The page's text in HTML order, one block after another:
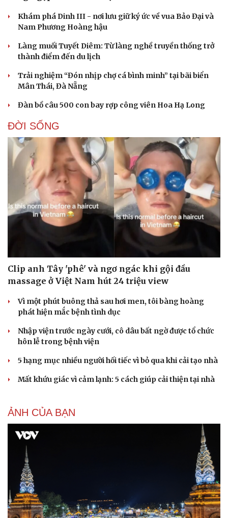
Du lịch
Tư vấn
Săn Tour
check-in
Khám phá Dinh III - nơi lưu giữ ký ức về vua Bảo Đại và
Nam Phương Hoàng hậu
Làng muối Tuyết Diêm: Từ làng nghề truyền thống trở
thành điểm đến du lịch
Trải nghiệm “Đón nhịp chợ cá bình minh” tại bãi biển
Mân Thái, Đà Nẵng
Đàn bồ câu 500 con bay rợp công viên Hoa Hạ Long
ĐỜI SỐNG
Clip anh Tây 'phê' và ngơ ngác khi gội đầu
massage ở Việt Nam hút 24 triệu view
Vì một phút buông thả sau hơi men, tôi bàng hoàng
phát hiện mắc bệnh tình dục
Nhập viện trước ngày cưới, cô dâu bất ngờ được tổ chức
hôn lễ trong bệnh viện
5 hạng mục nhiều người hối tiếc vì bỏ qua khi cải tạo nhà
Mất khứu giác vì cảm lạnh: 5 cách giúp cải thiện tại nhà
ẢNH CỦA BẠN